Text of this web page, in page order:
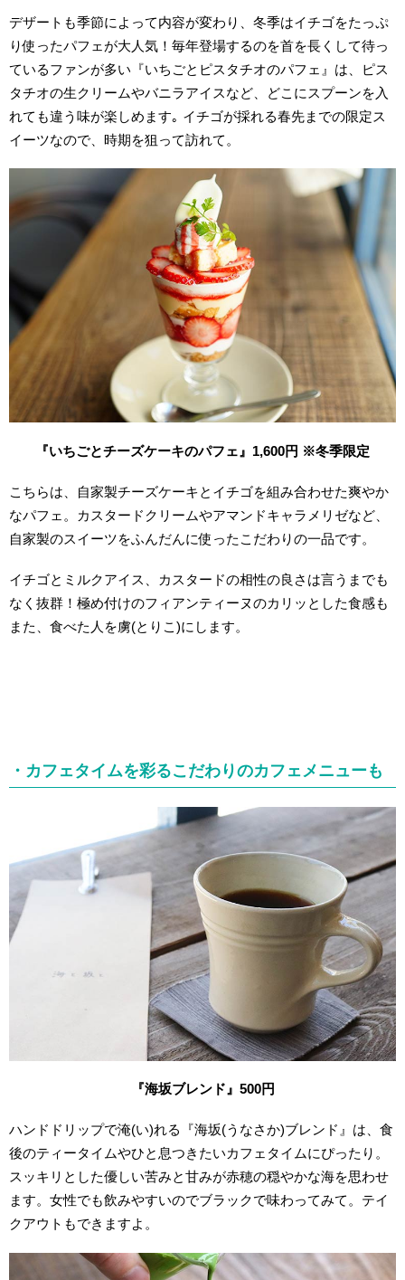
デザートも季節によって内容が変わり、冬季はイチゴをたっぷ
り使ったパフェが大人気！毎年登場するのを首を長くして待っ
ているファンが多い『いちごとピスタチオのパフェ』は、ピス
タチオの生クリームやバニラアイスなど、どこにスプーンを入
れても違う味が楽しめます｡ イチゴが採れる春先までの限定ス
イーツなので、時期を狙って訪れて。
『いちごとチーズケーキのパフェ』1,600円 ※冬季限定
こちらは、自家製チーズケーキとイチゴを組み合わせた爽やか
なパフェ。カスタードクリームやアマンドキャラメリゼなど、
自家製のスイーツをふんだんに使ったこだわりの一品です。
イチゴとミルクアイス、カスタードの相性の良さは言うまでも
なく抜群！極め付けのフィアンティーヌのカリッとした食感も
また、食べた人を虜(とりこ)にします。
・カフェタイムを彩るこだわりのカフェメニューも
『海坂ブレンド』500円
ハンドドリップで淹(い)れる『海坂(うなさか)ブレンド』は、食
後のティータイムやひと息つきたいカフェタイムにぴったり。
スッキリとした優しい苦みと甘みが赤穂の穏やかな海を思わせ
ます。女性でも飲みやすいのでブラックで味わってみて。テイ
クアウトもできますよ。